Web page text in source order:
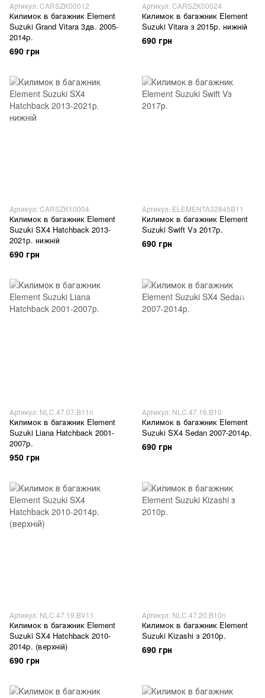
Артикул: CARSZK00012
Килимок в багажник Element
Suzuki Grand Vitara 3дв. 2005-
2014р.
690 грн
Артикул: CARSZK00024
Килимок в багажник Element
Suzuki Vitara з 2015р. нижній
690 грн
Артикул: CARSZK10004
Килимок в багажник Element
Suzuki SX4 Hatchback 2013-
2021р. нижній
690 грн
Артикул: ELEMENTA32845B11
Килимок в багажник Element
Suzuki Swift Vз 2017р.
690 грн
Артикул: NLC.47.07.B11n
Килимок в багажник Element
Suzuki Liana Hatchback 2001-
2007р.
950 грн
Артикул: NLC.47.16.B10
Килимок в багажник Element
Suzuki SX4 Sedan 2007-2014р.
690 грн
Артикул: NLC.47.19.BV11
Килимок в багажник Element
Suzuki SX4 Hatchback 2010-
2014р. (верхній)
690 грн
Артикул: NLC.47.20.B10n
Килимок в багажник Element
Suzuki Kizashi з 2010р.
690 грн